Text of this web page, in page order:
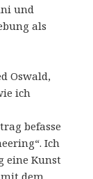
und
als
Oswald,
ich
befasse
Ich
eine Kunst
dem